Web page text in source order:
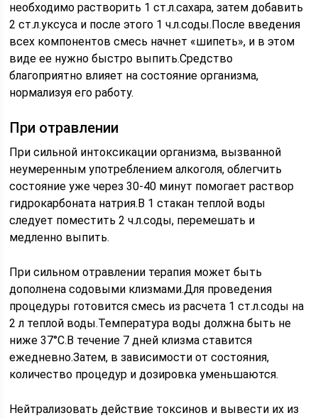
необходимо растворить 1 ст.л.сахара, затем добавить
2 ст.л.уксуса и после этого 1 ч.л.соды.После введения
всех компонентов смесь начнет «шипеть», и в этом
виде ее нужно быстро выпить.Средство
благоприятно влияет на состояние организма,
нормализуя его работу.
При отравлении
При сильной интоксикации организма, вызванной
неумеренным употреблением алкоголя, облегчить
состояние уже через 30-40 минут помогает раствор
гидрокарбоната натрия.В 1 стакан теплой воды
следует поместить 2 ч.л.соды, перемешать и
медленно выпить.
При сильном отравлении терапия может быть
дополнена содовыми клизмами.Для проведения
процедуры готовится смесь из расчета 1 ст.л.соды на
2 л теплой воды.Температура воды должна быть не
ниже 37°С.В течение 7 дней клизма ставится
ежедневно.Затем, в зависимости от состояния,
количество процедур и дозировка уменьшаются.
Нейтрализовать действие токсинов и вывести их из